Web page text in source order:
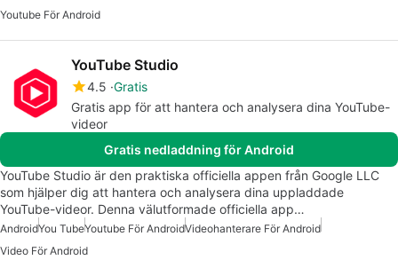
Youtube För Android
YouTube Studio
4.5 Gratis
Gratis app för att hantera och analysera dina YouTube-
videor
Gratis nedladdning för Android
YouTube Studio är den praktiska officiella appen från Google LLC
som hjälper dig att hantera och analysera dina uppladdade
YouTube-videor. Denna välutformade officiella app…
AndroidYou TubeYoutube För AndroidVideohanterare För Android
Video För Android